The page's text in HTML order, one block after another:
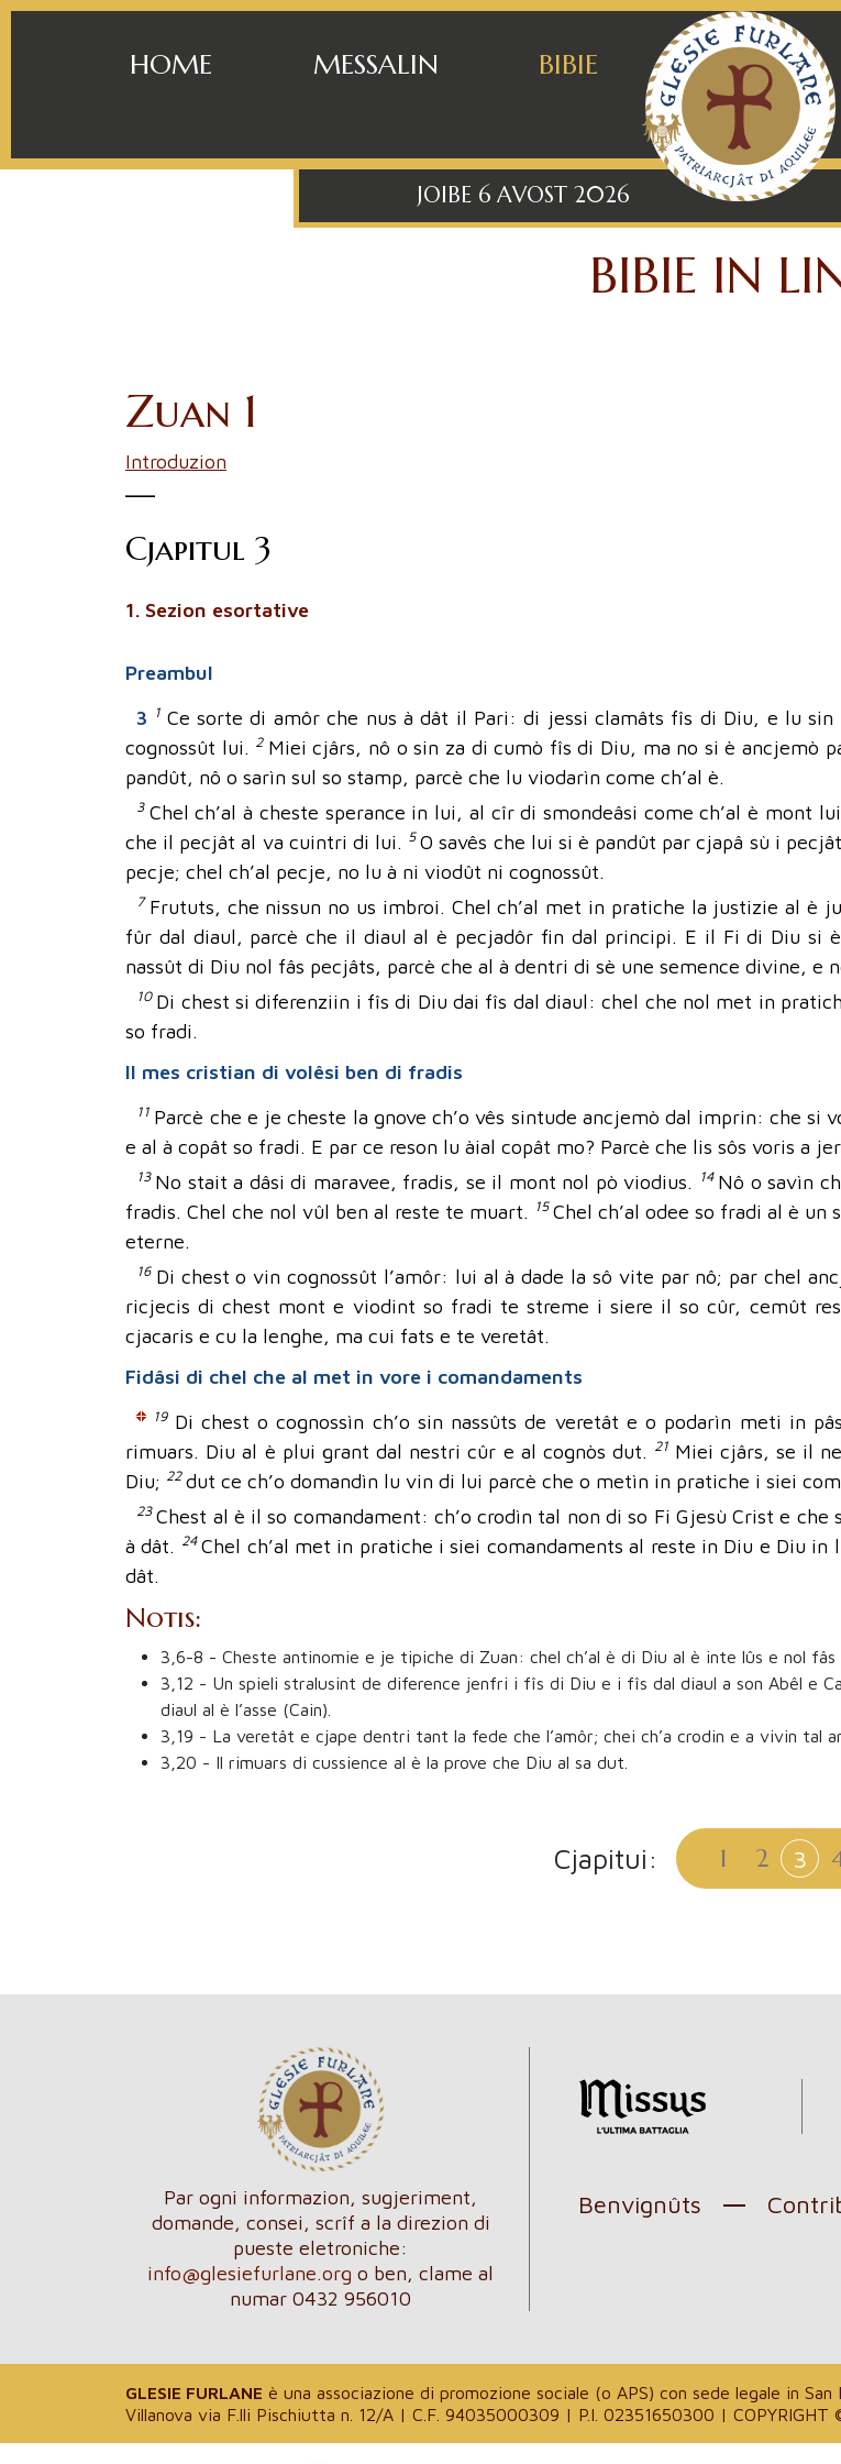
HOME MESSALIN BIBIE
JOIBE 6 AVOST 2026
BIBIE IN
Zuan 1
Introduzion
Cjapitul 3
1. Sezion esortative
Preambul
3
1 Ce sorte di amôr che nus à dât il Pari: di jessi clamâts fîs di Diu, e lu
cognossût lui. 2 Miei cjârs, nô o sin za di cumò fîs di Diu, ma no si è ancjemò
pandût, nô o sarìn sul so stamp, parcè che lu viodarìn come ch’al è.
3 Chel ch’al à cheste sperance in lui, al cîr di smondeâsi come ch’al è mont
che il pecjât al va cuintri di lui. 5O savês che lui si è pandût par cjapâ sù i
pecje; chel ch’al pecje, no lu à ni viodût ni cognossût.
7 Frututs, che nissun no us imbroi. Chel ch’al met in pratiche la justizie al è
fûr dal diaul, parcè che il diaul al è pecjadôr fin dal principi. E il Fi di Diu si
nassût di Diu nol fâs pecjâts, parcè che al à dentri di sè une semence divine, e
10 Di chest si diferenziin i fîs di Diu dai fîs dal diaul: chel che nol met in
so fradi.
Il mes cristian di volêsi ben di fradis
11 Parcè che e je cheste la gnove ch’o vês sintude ancjemò dal imprin: che si
e al à copât so fradi. E par ce reson lu àial copât mo? Parcè che lis sôs voris a
13 No stait a dâsi di maravee, fradis, se il mont nol pò viodius. 14 Nô o savìn
fradis. Chel che nol vûl ben al reste te muart.
15 Chel ch’al odee so fradi al è un
eterne.
16 Di chest o vin cognossût l’amôr: lui al à dade la sô vite par nô; par chel
ricjecis di chest mont e viodint so fradi te streme i siere il so cûr, cemût
cjacaris e cu la lenghe, ma cui fats e te veretât.
Fidâsi di chel che al met in vore i comandaments
19 Di chest o cognossìn ch’o sin nassûts de veretât e o podarìn meti in
rimuars. Diu al è plui grant dal nestri cûr e al cognòs dut. 21 Miei cjârs, se il
Diu; 22 dut ce ch’o domandìn lu vin di lui parcè che o metìn in pratiche i siei
23Chest al è il so comandament: ch’o crodìn tal non di so Fi Gjesù Crist e
à dât. 24Chel ch’al met in pratiche i siei comandaments al reste in Diu e Diu
dât.
Notis:
3,6-8 - Cheste antinomie e je tipiche di Zuan: chel ch’al è di Diu al è inte lûs e nol fâs
3,12 - Un spieli stralusint de diference jenfri i fîs di Diu e i fîs dal diaul a son Abêl e
diaul al è l’asse (Cain).
3,19 - La veretât e cjape dentri tant la fede che l’amôr; chei ch’a crodin e a vivin tal
3,20 - Il rimuars di cussience al è la prove che Diu al sa dut.
Cjapitui: 1 2 3
Par ogni informazion, sugjeriment,
domande, consei, scrîf a la direzion di
pueste eletroniche:
info@glesiefurlane.org o ben, clame al
numar 0432 956010
Benvignûts
GLESIE FURLANE è una associazione di promozione sociale (o APS) con sede legale in San
Villanova via F.lli Pischiutta n. 12/A | C.F. 94035000309 | P.I. 02351650300 |